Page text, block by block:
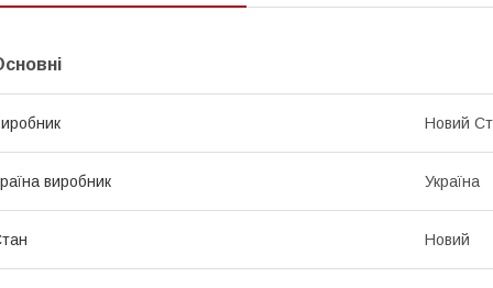
Новий
виробник Україна
Новий